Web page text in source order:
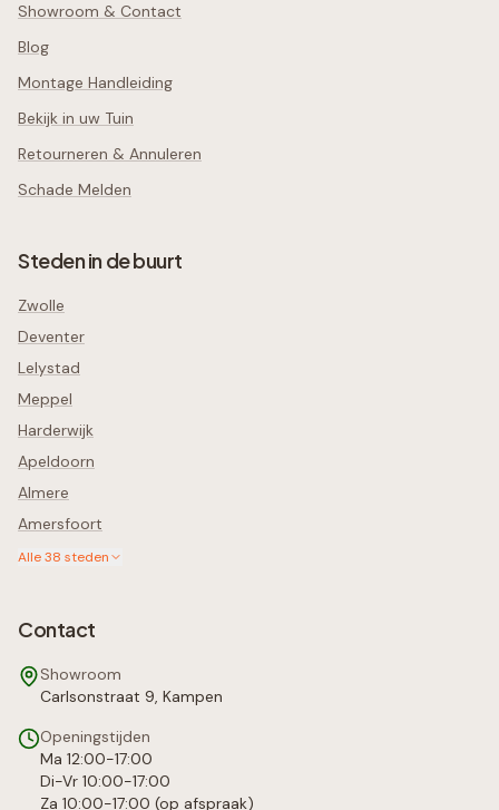
Showroom & Contact
Blog
Montage Handleiding
Bekijk in uw Tuin
Retourneren & Annuleren
Schade Melden
Steden in de buurt
Zwolle
Deventer
Lelystad
Meppel
Harderwijk
Apeldoorn
Almere
Amersfoort
Alle38 steden
Contact
Showroom
Carlsonstraat 9, Kampen
Openingstijden
Ma 12:00-17:00
Di-Vr 10:00-17:00
Za 10:00-17:00 (op afspraak)